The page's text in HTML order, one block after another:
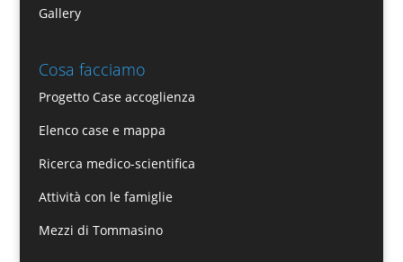
Gallery
Cosa facciamo
Progetto Case accoglienza
Elenco case e mappa
Ricerca medico-scientifica
Attività con le famiglie
Mezzi di Tommasino